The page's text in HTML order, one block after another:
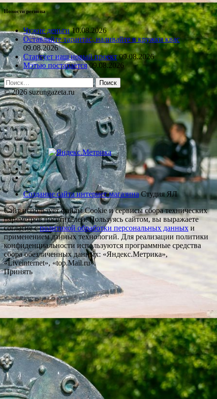
Новости региона
Чужие деньги 10.08.2026
Оставляйте тарантас, наливайте в кружки квас
09.08.2026
Стартует наш новый проект 09.08.2026
Мэтью постарается 09.08.2026
Найти:
© 2026 suzungazeta.ru
Создание сайта интернет магазинаСтудия ЯЛ
Сайт использует файлы Cookie и сервисы сбора технических
параметров посетителей. Пользуясь сайтом, вы выражаете
согласие сполитикой обработки персональных данных и
применением данных технологий. Для реализации политики
конфиденциальности используются программные средства
сбора обезличенных данных: «Яндекс.Метрика»,
«Liveinternet», «top.Mail.ru».
Принять